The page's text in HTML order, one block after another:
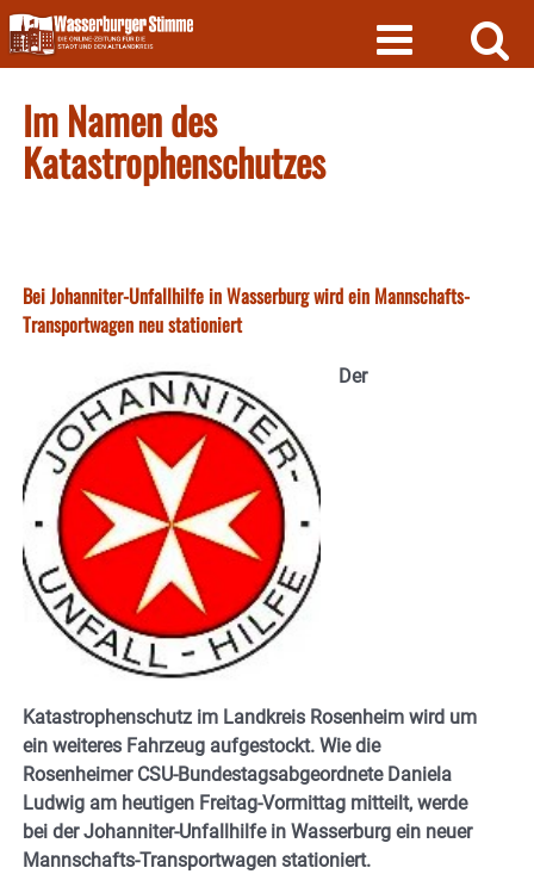
Skip
to
content
Im Namen des
Katastrophenschutzes
Bei Johanniter-Unfallhilfe in Wasserburg wird ein Mannschafts-
Transportwagen neu stationiert
Der
Katastrophenschutz im Landkreis Rosenheim wird um
ein weiteres Fahrzeug aufgestockt. Wie die
Rosenheimer CSU-Bundestagsabgeordnete Daniela
Ludwig am heutigen Freitag-Vormittag mitteilt, werde
bei der Johanniter-Unfallhilfe in Wasserburg ein neuer
Mannschafts-Transportwagen stationiert.